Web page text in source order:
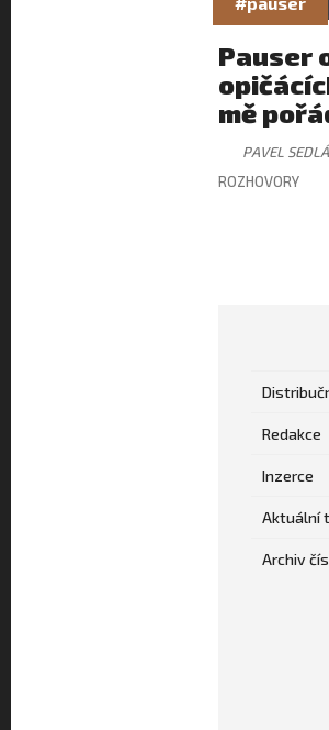
Pauser
mě
PAVEL
ROZHOVORY
Redakce
Inzerce
Aktuální
Archiv